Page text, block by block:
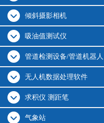
倾斜摄影相机
吸油值测试仪
管道检测设备/管道机器人
无人机数据处理软件
求积仪 测距笔
气象站